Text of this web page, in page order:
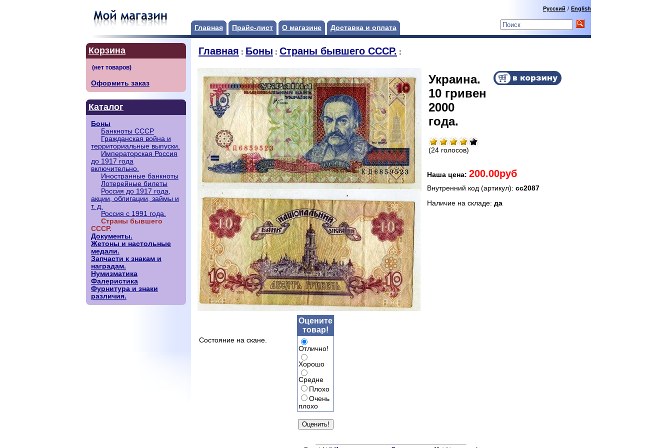
Главная Прайс-лист О магазине Доставка и оплата
Русский / English
Корзина
Оформить заказ
Каталог
Боны
Банкноты СССР
Гражданская война и
территориальные выпуски.
Императорская Россия
до 1917 года
включительно.
Иностранные банкноты
Лотерейные билеты
Россия до 1917 года,
акции, облигации, займы и
т. д.
Россия с 1991 года.
Страны бывшего
СССР.
Документы.
Жетоны и настольные
медали.
Запчасти к знакам и
наградам.
Нумизматика
Фалеристика
Фурнитура и знаки
различия.
Главная : Боны : Страны бывшего СССР. :
Украина.
10 гривен
2000
года.
(24 голосов)
Наша цена: 200.00руб
Внутренний код (артикул): сс2087
Наличие на складе: да
Состояние на скане.
Оцените
товар!
Отлично!
Хорошо
Средне
Плохо
Очень
плохо